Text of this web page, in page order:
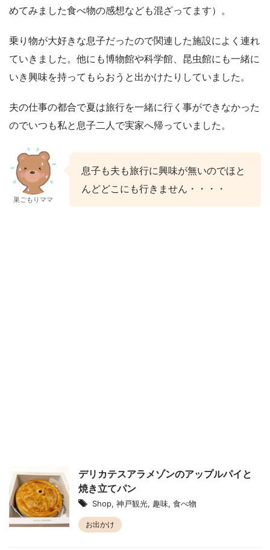
めてみました食べ物の感想なども混ざってます）。
乗り物が大好きな息子だったので関連した施設によく連れ
ていきました。他にも博物館や科学館、昆虫館にも一緒に
いき興味を持ってもらおうと出かけたりしていました。
夫の仕事の都合で夏は旅行を一緒に行く事ができなかった
のでいつも私と息子二人で実家へ帰っていました。
巣ごもりママ
息子も夫も旅行に興味が無いのでほと
んどどこにも行きません・・・・
デリカテスアラメゾンのアップルパイと
焼き立てパン
Shop, 神戸観光, 趣味, 食べ物
お出かけ